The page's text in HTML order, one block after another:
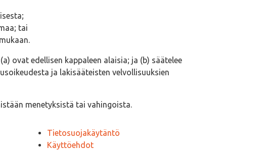
tai
ovat edellisen kappaleen alaisia; ja (b) säätelee
ja lakisääteisten velvollisuuksien
menetyksistä tai vahingoista.
Tietosuojakäytäntö
Käyttöehdot